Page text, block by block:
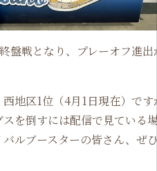
盤戦となり、プレーオフ進出
地区1位（4月1日現在）です
を倒すには配信で見ている
ルブースターの皆さん、ぜ